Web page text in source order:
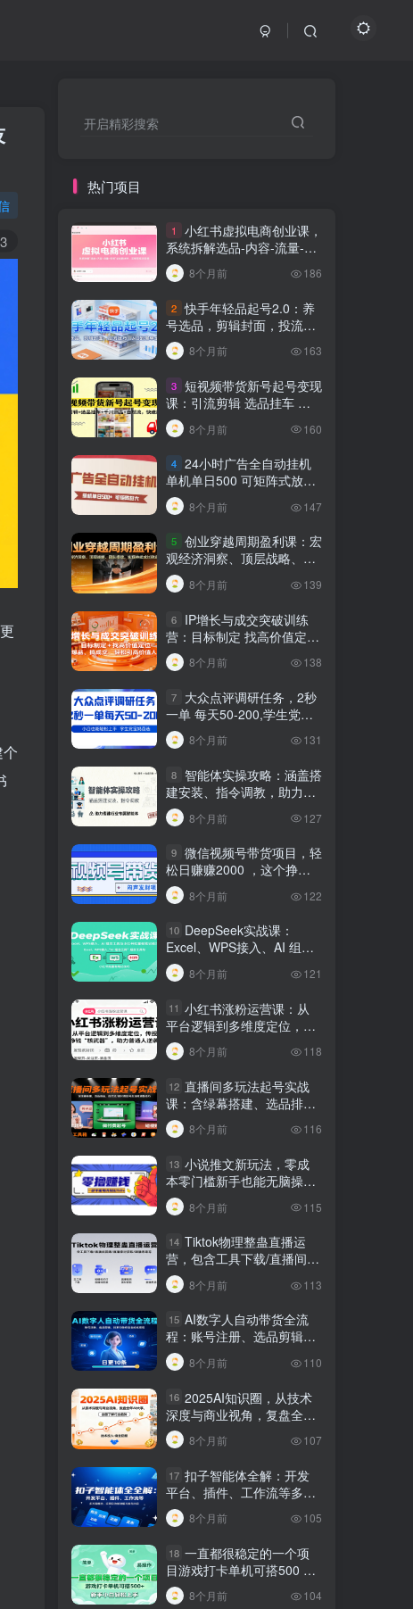
开启精彩搜索
热门项目
1
小红书虚拟电商创业课，
系统拆解选品-内容-流量-变
现，实现零成本变现
8个月前 186
2 快手年轻品起号2.0：养
号选品，剪辑封面，投流技
巧，从0到爆单全流程
8个月前 163
3 短视频带货新号起号变现
课：引流剪辑 选品挂车 千
川测品 自然流，快速起量
8个月前 160
4 24小时广告全自动挂机
单机单日500 可矩阵式放大
无需人工看守 新手小白轻松
玩转8个月前 147
5 创业穿越周期盈利课：宏
观经济洞察、顶层战略、团
队搭建，实现持续成长稳定
变现8个月前 139
6
IP增长与成交突破训练
营：目标制定 找高价值定
位，做爆品、搞成交，轻松
引高价值人脉
8个月前 138
7
大众点评调研任务，2秒
一单 每天50-200,学生党宝
妈首选
8个月前 131
8
智能体实操攻略：涵盖搭
建安装、指令调教，助力搭
建行业专属智能体
8个月前 127
9 微信视频号带货项目，轻
松日赚赚2000 ，这个挣钱
入口很多伙伴都在闷声发财
8个月前 122
10 DeepSeek实战课：
Excel、WPS接入、AI 组合
工具与小红书批量做笔记技
巧
8个月前 121
11 小红书涨粉运营课：从
平台逻辑到多维度定位，传
授挣钱 “核武器”，助力普通
人逆袭8个月前 118
12 直播间多玩法起号实战
课：含绿幕搭建、选品排
品，自然流/微付费起号及违
规调整技巧
8个月前 116
13 小说推文新玩法，零成
本零门槛新手也能无脑操
作，轻松月收入5000
8个月前 115
14 Tiktok物理整蛊直播运
营，包含工具下载/直播间搭
建/直播素材获取/跟播思路
等
8个月前 113
15 AI数字人自动带货全流
程：账号注册、选品剪辑，
日更10条作品自动化变现
8个月前 110
16 2025AI知识圈，从技术
深度与商业视角，复盘全年
AI大事，全面了解行业趋势
8个月前 107
17 扣子智能体全解：开发
平台、插件、工作流等多方
面概念、应用及功能讲解与
发布内容
8个月前 105
18 一直都很稳定的一个项
目游戏打卡单机可搭500 ，
新手小白轻松上手
8个月前 104